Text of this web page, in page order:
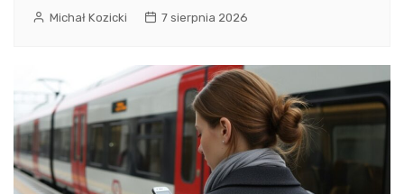
Michał Kozicki 7 sierpnia 2026